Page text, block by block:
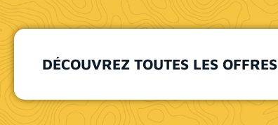
DÉCOUVREZ TOUTES LES OFFRES